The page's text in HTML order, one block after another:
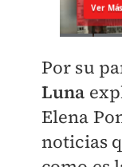
Por su
Luna
Elena
noticias